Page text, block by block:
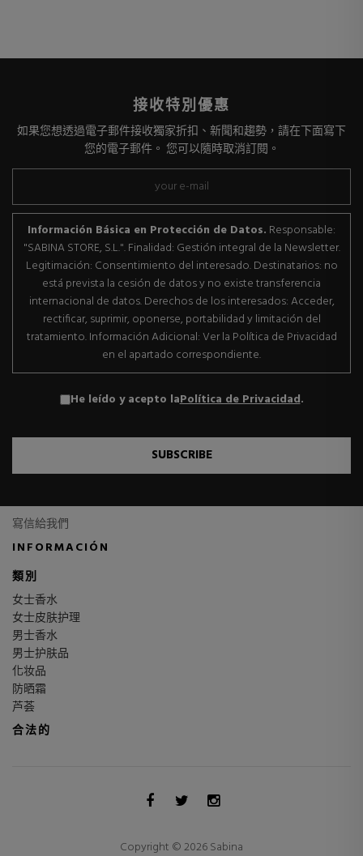
接收特別優惠
如果您想透過電子郵件接收獨家折扣、新聞和趨勢，請在下面寫下
您的電子郵件。 您可以隨時取消訂閱。
Información Básica en Protección de Datos. Responsable:
"SABINA STORE, S.L.". Finalidad: Gestión integral de la Newsletter.
Legitimación: Consentimiento del interesado. Destinatarios: no
está prevista la cesión de datos y no existe transferencia
internacional de datos. Derechos de los interesados: Acceder,
rectificar, suprimir, oponerse, portabilidad y limitación del
tratamiento. Información Adicional: Ver la Política de Privacidad
en el apartado correspondiente.
He leído y acepto laPolítica de Privacidad.
SUBSCRIBE
寫信給我們
INFORMACIÓN
類別
女士香水
女士皮肤护理
男士香水
男士护肤品
化妆品
防晒霜
芦荟
合法的
Copyright © 2026 Sabina